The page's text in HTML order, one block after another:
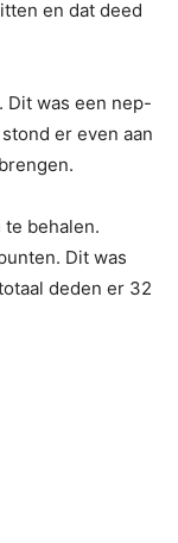
en dat deed
Dit was een nep-
er even aan
behalen.
Dit was
deden er 32